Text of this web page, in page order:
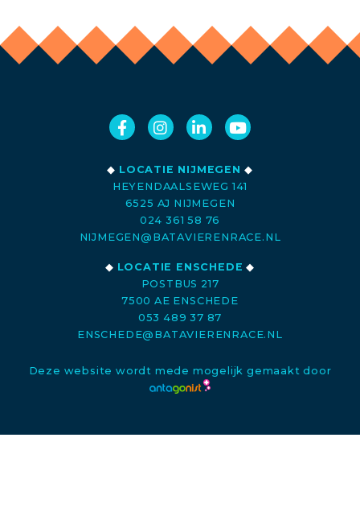
◆ LOCATIE NIJMEGEN ◆
HEYENDAALSEWEG 141
6525 AJ NIJMEGEN
024 361 58 76
NIJMEGEN@BATAVIERENRACE.NL
◆ LOCATIE ENSCHEDE ◆
POSTBUS 217
7500 AE ENSCHEDE
053 489 37 87
ENSCHEDE@BATAVIERENRACE.NL
Deze website wordt mede mogelijk gemaakt door